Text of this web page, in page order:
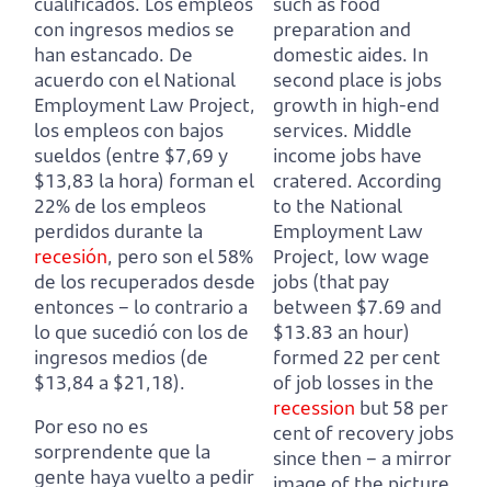
con ingresos medios se
han estancado. De
acuerdo con el National
Employment Law Project,
los empleos con bajos
sueldos (entre $7,69 y
$13,83 la hora) forman el
22% de los empleos
perdidos durante la
recesión, pero son el 58%
de los recuperados desde
entonces – lo contrario a
lo que sucedió con los de
ingresos medios (de
$13,84 a $21,18).
Por eso no es
sorprendente que la
gente haya vuelto a pedir
preparation and
domestic aides. In
second place is jobs
growth in high-end
services. Middle
income jobs have
cratered. According
to the National
Employment Law
Project, low wage
jobs (that pay
between $7.69 and
$13.83 an hour)
formed 22 per cent
of job losses in the
recession but 58 per
cent of recovery jobs
since then – a mirror